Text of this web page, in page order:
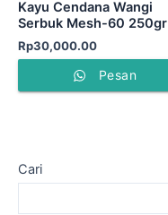
Cari
Kayu Cendana Wangi
Serbuk Mesh-60 250gr
Rp30,000.00
Pesan